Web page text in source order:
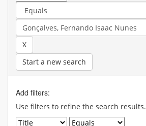
Start a new search
Add filters:
Use filters to refine the search results.